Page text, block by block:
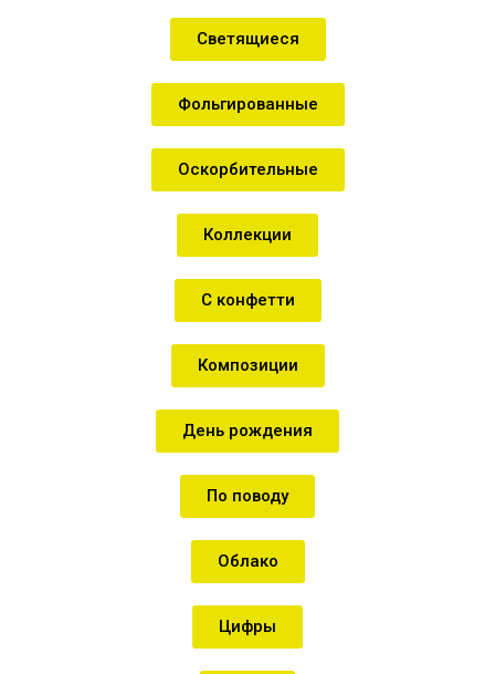
Светящиеся
Фольгированные
Оскорбительные
Коллекции
С конфетти
Композиции
День рождения
По поводу
Облако
Цифры